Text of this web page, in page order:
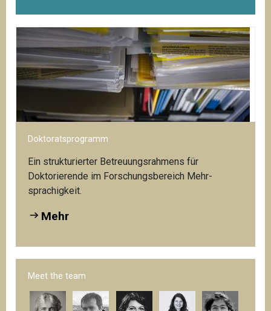
Doktoratsprogramm
Ein strukturierter Betreuungsrahmens für
Doktorierende im Forschungsbereich Mehr­
sprachigkeit.
Mehr
Meet the team